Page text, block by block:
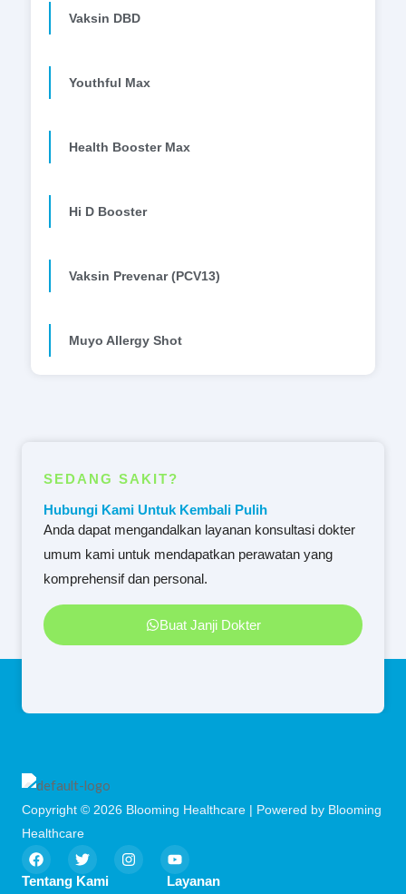
Vaksin DBD
Youthful Max
Health Booster Max
Hi D Booster
Vaksin Prevenar (PCV13)
Muyo Allergy Shot
SEDANG SAKIT?
Hubungi Kami Untuk Kembali Pulih
Anda dapat mengandalkan layanan konsultasi dokter
umum kami untuk mendapatkan perawatan yang
komprehensif dan personal.
Buat Janji Dokter
Copyright © 2026 Blooming Healthcare | Powered by Blooming
Healthcare
F
a
c
T
w
i
I
n
s
Y
o
u
Tentang Kami Layanan